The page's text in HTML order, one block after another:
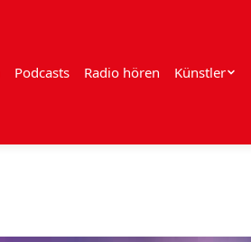
Podcasts Radio hören Künstler